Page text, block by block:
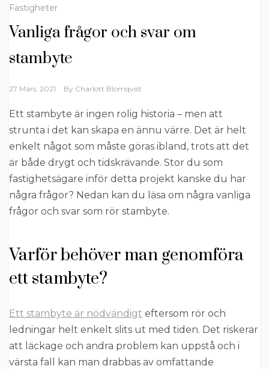
Fastigheter
Vanliga frågor och svar om
stambyte
27 Mars, 2021 By Charlott Blomqvist
Ett stambyte är ingen rolig historia – men att
strunta i det kan skapa en ännu värre. Det är helt
enkelt något som måste göras ibland, trots att det
är både drygt och tidskrävande. Stor du som
fastighetsägare inför detta projekt kanske du har
några frågor? Nedan kan du läsa om några vanliga
frågor och svar som rör stambyte.
Varför behöver man genomföra
ett stambyte?
Ett stambyte är nödvändigt eftersom rör och
ledningar helt enkelt slits ut med tiden. Det riskerar
att läckage och andra problem kan uppstå och i
värsta fall kan man drabbas av omfattande